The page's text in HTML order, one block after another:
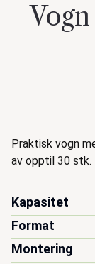
Praktisk vogn
av opptil 30 stk.
Kapasitet
Format
Montering